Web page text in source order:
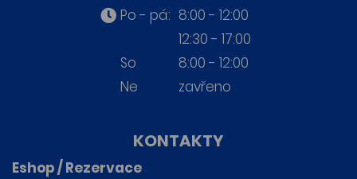
Po - pá: 8:00 - 12:00
12:30 - 17:00
So
8:00 - 12:00
Ne
zavřeno
KONTAKTY
Eshop / Rezervace